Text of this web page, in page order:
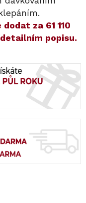
dodat za 61 110
popisu.